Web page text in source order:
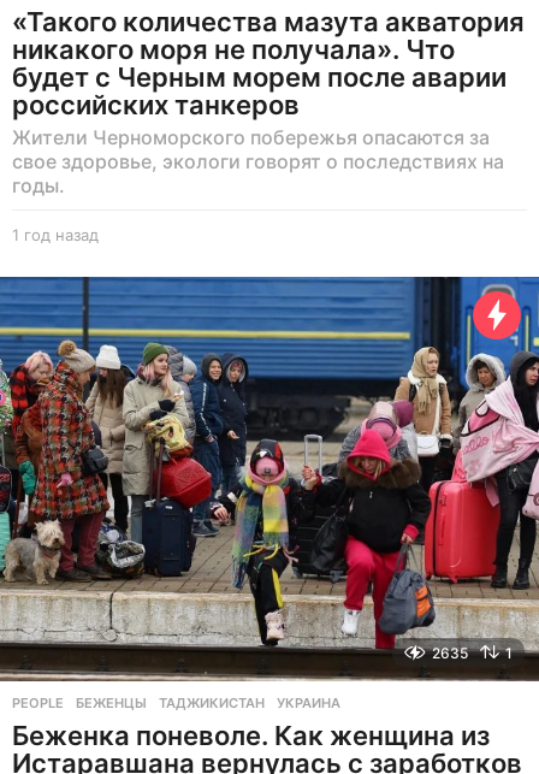
«Такого количества мазута акватория
никакого моря не получала». Что
будет с Черным морем после аварии
российских танкеров
Жители Черноморского побережья опасаются за
свое здоровье, экологи говорят о последствиях на
годы.
1 год назад
о
д
н
а
з
а
д
2635 1
PEOPLE БЕЖЕНЦЫ ,ТАДЖИКИСТАН ,УКРАИНА
Беженка поневоле. Как женщина из
Истаравшана вернулась с заработков